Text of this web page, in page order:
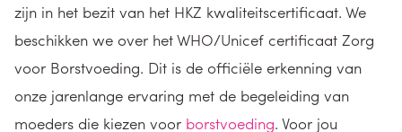
zijn in het bezit van het HKZ kwaliteitscertificaat. We
beschikken we over het WHO/Unicef certificaat Zorg
voor Borstvoeding. Dit is de officiële erkenning van
onze jarenlange ervaring met de begeleiding van
moeders die kiezen voor borstvoeding. Voor jou